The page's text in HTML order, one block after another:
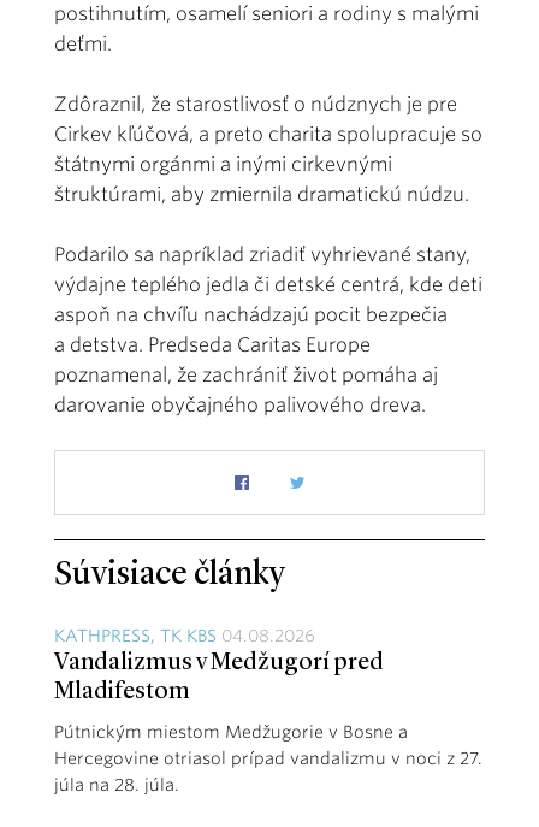
postihnutím, osamelí seniori a rodiny s malými
deťmi.
Zdôraznil, že starostlivosť o núdznych je pre
Cirkev kľúčová, a preto charita spolupracuje so
štátnymi orgánmi a inými cirkevnými
štruktúrami, aby zmiernila dramatickú núdzu.
Podarilo sa napríklad zriadiť vyhrievané stany,
výdajne teplého jedla či detské centrá, kde deti
aspoň na chvíľu nachádzajú pocit bezpečia
a detstva. Predseda Caritas Europe
poznamenal, že zachrániť život pomáha aj
darovanie obyčajného palivového dreva.
Súvisiace články
KATHPRESS, TK KBS 04.08.2026
Vandalizmus v Medžugorí pred
Mladifestom
Pútnickým miestom Medžugorie v Bosne a
Hercegovine otriasol prípad vandalizmu v noci z 27.
júla na 28. júla.